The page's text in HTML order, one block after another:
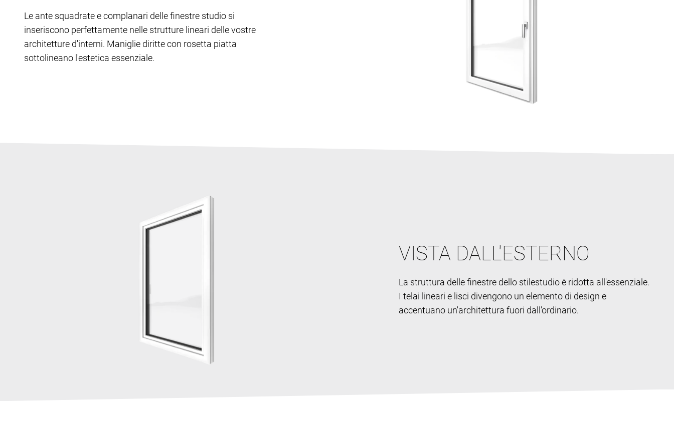
Le ante squadrate e complanari delle finestre studio si
inseriscono perfettamente nelle strutture lineari delle vostre
architetture d'interni. Maniglie diritte con rosetta piatta
sottolineano l'estetica essenziale.
VISTA DALL'ESTERNO
La struttura delle finestre dello stilestudio è ridotta all'essenziale.
I telai lineari e lisci divengono un elemento di design e
accentuano un'architettura fuori dall'ordinario.